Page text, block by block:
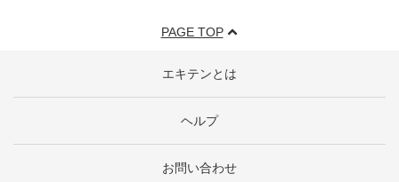
PAGE TOP
エキテンとは
ヘルプ
お問い合わせ